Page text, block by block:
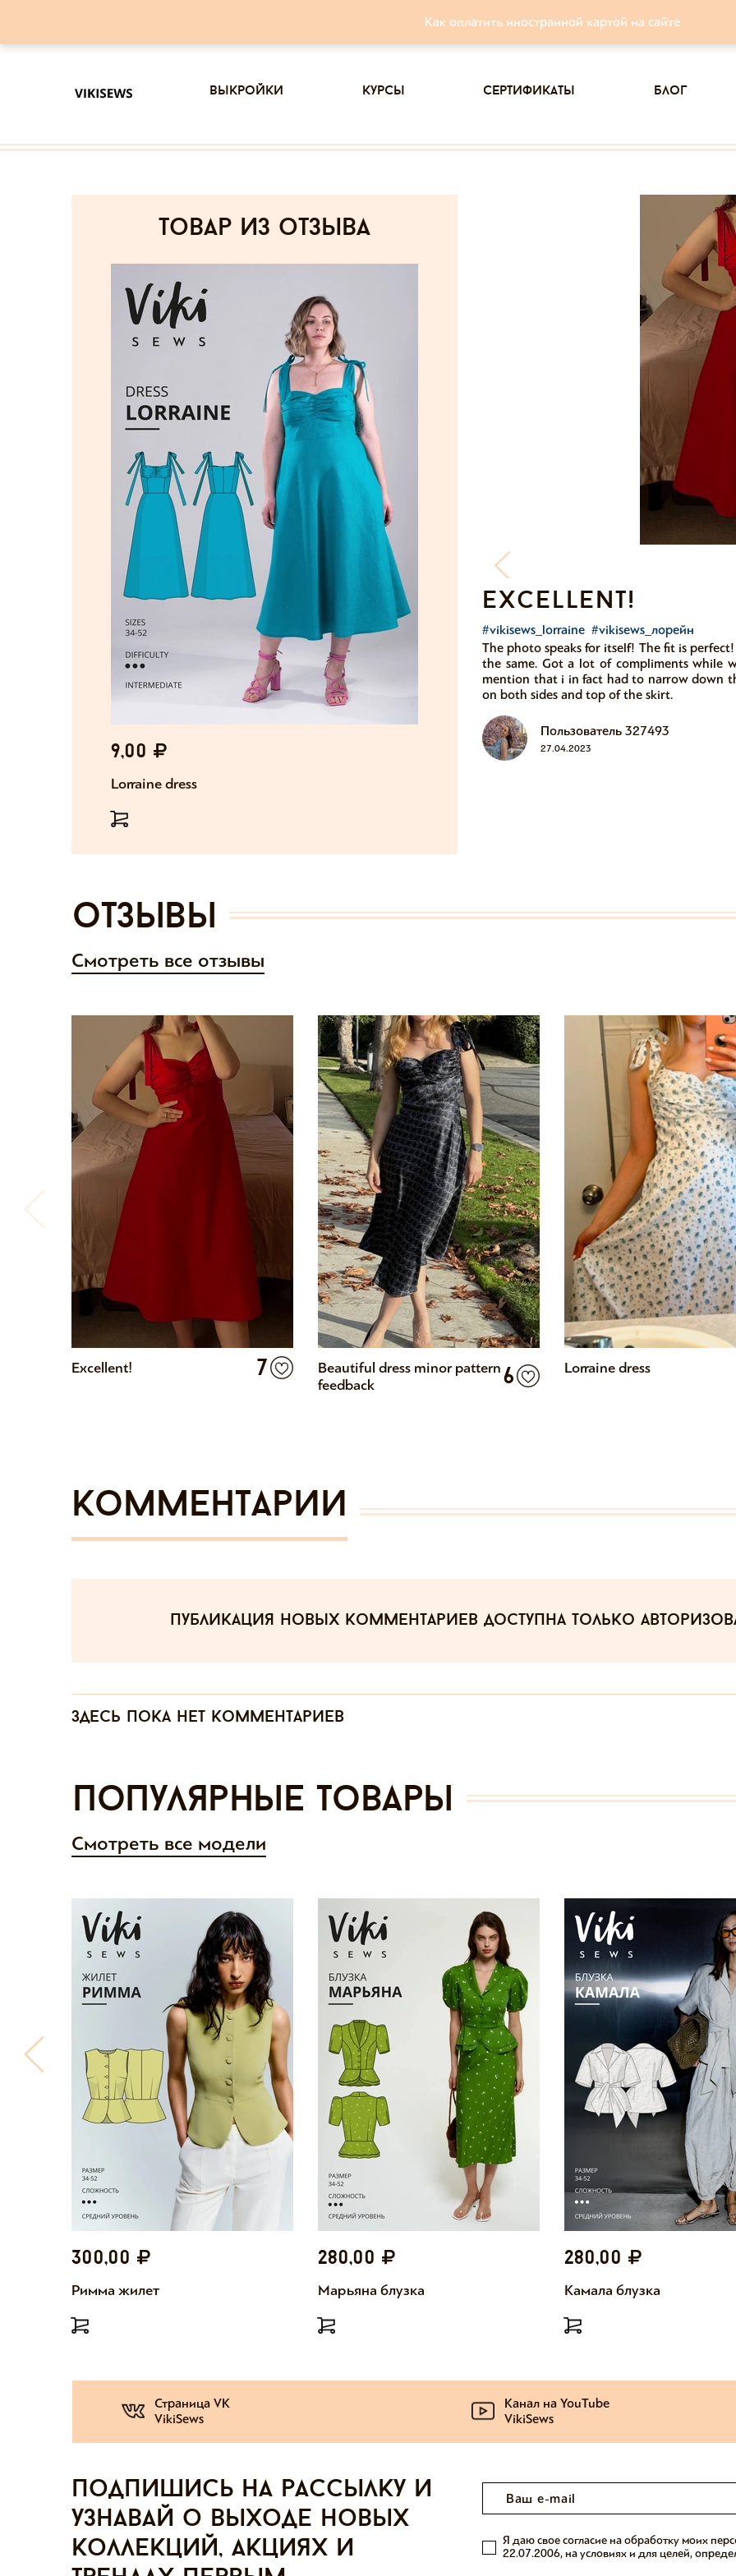
Как оплатить иностранной картой на сайте
выкройки курсы сертификаты блог
товар из отзыва
9,00
Lorraine dress
excellent!
#vikisews_lorraine #vikisews_лорейн
The photo speaks for itself! The fit is
the same. Got a lot of compliments while
mention that i in fact had to narrow down
on both sides and top of the skirt.
Пользователь 327493
27.04.2023
отзывы
Смотреть все отзывы
Excellent! 7
Beautiful dress minor pattern
feedback
6 Lorraine dress
Комментарии
публикация новых комментариев доступна только
Здесь пока нет комментариев
Популярные товары
Смотреть все модели
300,00
Римма жилет
280,00
Марьяна блузка
280,00
Камала блузка
Страница VK
VikiSews
Канал на YouTube
VikiSews
Подпишись на рассылку и
узнавай о выходе новых
коллекций, акциях и
Я даю свое согласие на обработку моих
22.07.2006, на условиях и для целей,